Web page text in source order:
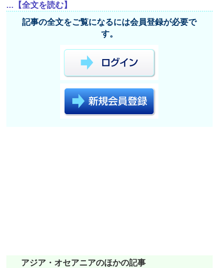
...【全文を読む】
記事の全文をご覧になるには会員登録が必要で
す。
アジア・オセアニアのほかの記事